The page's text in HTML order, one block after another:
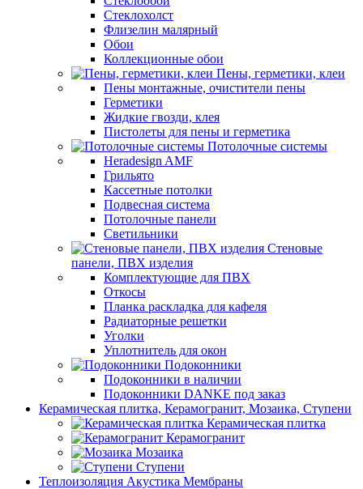
Стеклохолст
Флизелин малярный
Обои
Коллекционные обои
Пены, герметики, клеи
Пены монтажные, очистители пены
Герметики
Жидкие гвозди, клея
Пистолеты для пены и герметика
Потолочные системы
Heradesign AMF
Грильято
Кассетные потолки
Подвесная система
Потолочные панели
Светильники
Стеновые
панели, ПВХ изделия
Комплектующие для ПВХ
Откосы
Планка раскладка для кафеля
Радиаторные решетки
Уголки
Уплотнитель для окон
Подоконники
Подоконники в наличии
Подоконники DANKE под заказ
Керамическая плитка, Керамогранит, Мозаика, Ступени
Керамическая плитка
Керамогранит
Мозаика
Ступени
Теплоизоляция Акустика Мембраны